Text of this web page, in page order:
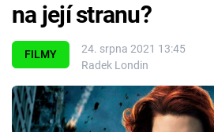
Témata
Filmy
FILMY
24. srpna 2021 13:45
Radek Londin
na její stranu?